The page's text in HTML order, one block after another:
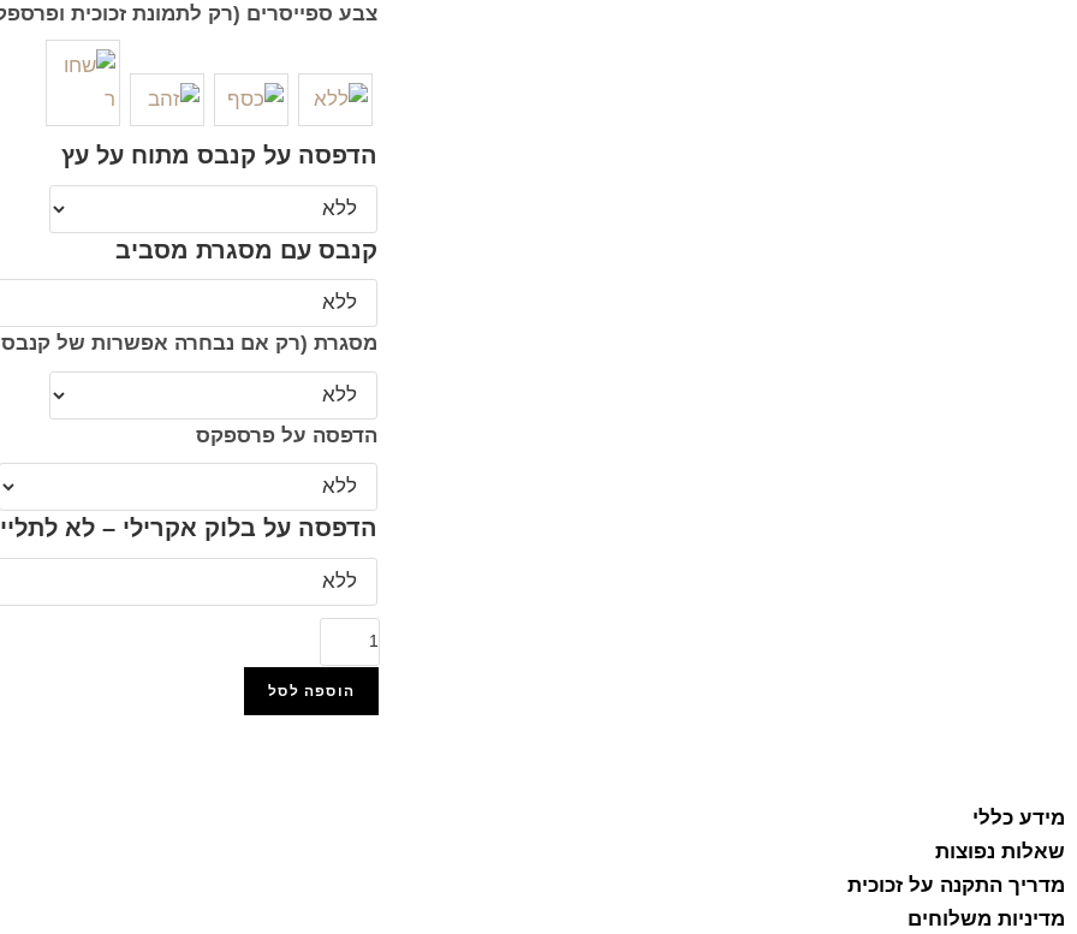
צבע ספייסרים (רק לתמונת זכוכית
הדפסה על קנבס מתוח על עץ
קנבס עם מסגרת מסביב
מסגרת (רק אם נבחרה אפשרות של
הדפסה על פרספקס
הדפסה על בלוק אקרילי – לא
הוספה לסל
מידע כללי
שאלות נפוצות
מדריך התקנה על זכוכית
מדיניות משלוחים